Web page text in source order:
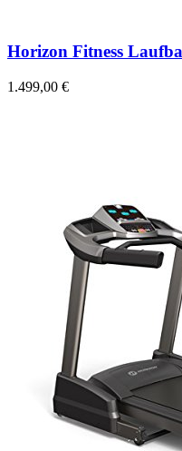
Horizon Fitness
1.499,00 €